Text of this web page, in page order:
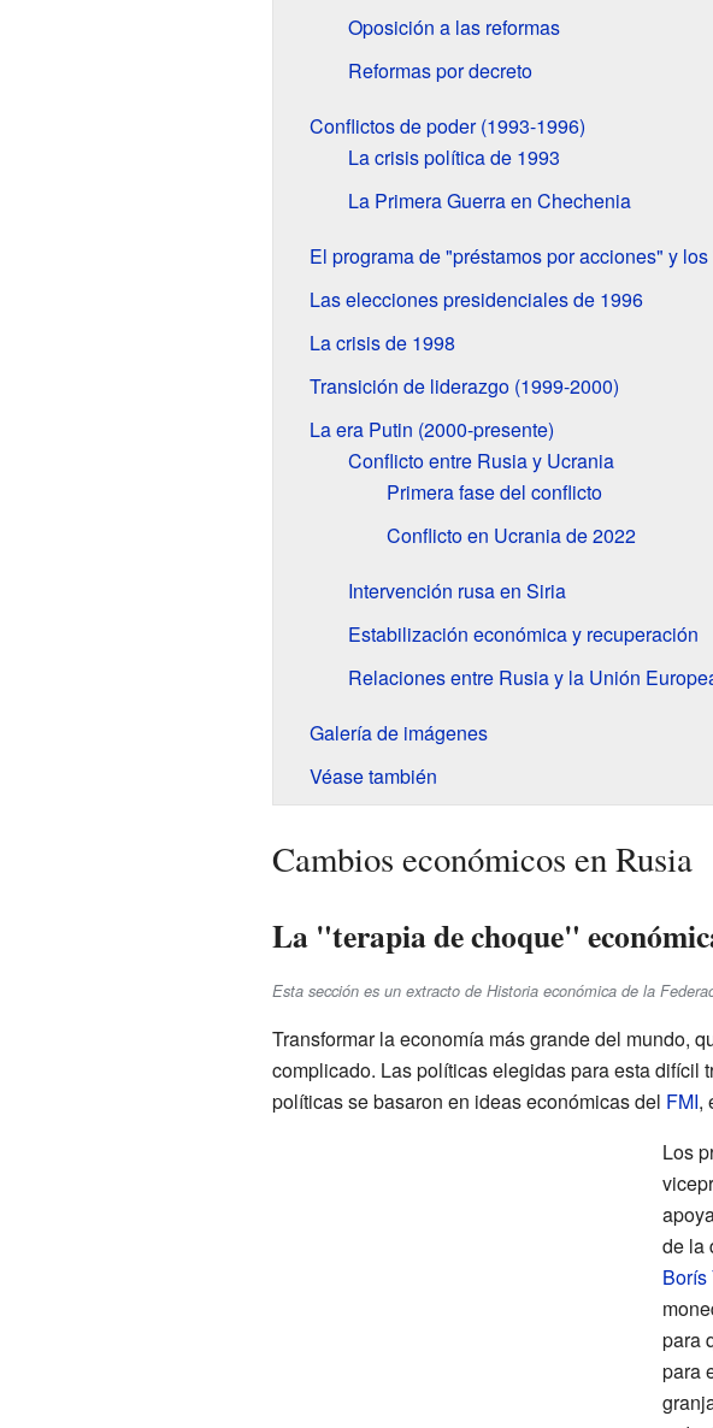
Oposición a las reformas
Reformas por decreto
Conflictos de poder (1993-1996)
La crisis política de 1993
La Primera Guerra en Chechenia
El programa de "préstamos por acciones" y
Las elecciones presidenciales de 1996
La crisis de 1998
Transición de liderazgo (1999-2000)
La era Putin (2000-presente)
Conflicto entre Rusia y Ucrania
Primera fase del conflicto
Conflicto en Ucrania de 2022
Intervención rusa en Siria
Estabilización económica y recuperación
Relaciones entre Rusia y la Unión
Galería de imágenes
Véase también
Cambios económicos en Rusia
La "terapia de choque"
Esta sección es un extracto de Historia económica de la
Transformar la economía más grande del mundo,
complicado. Las políticas elegidas para esta
políticas se basaron en ideas económicas del FMI,
Los
de la
Borís
para
para